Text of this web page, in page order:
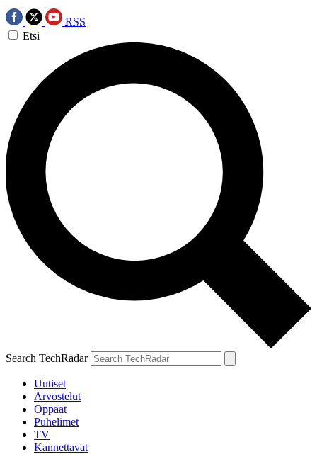
RSS
Etsi
Search TechRadar
Uutiset
Arvostelut
Oppaat
Puhelimet
TV
Kannettavat